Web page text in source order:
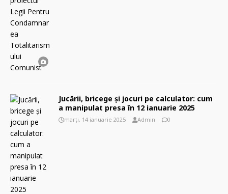
Jucării, bricege și jocuri pe calculator: cum
a manipulat presa în 12 ianuarie 2025
marți, 14 ianuarie 2025 Admin 0